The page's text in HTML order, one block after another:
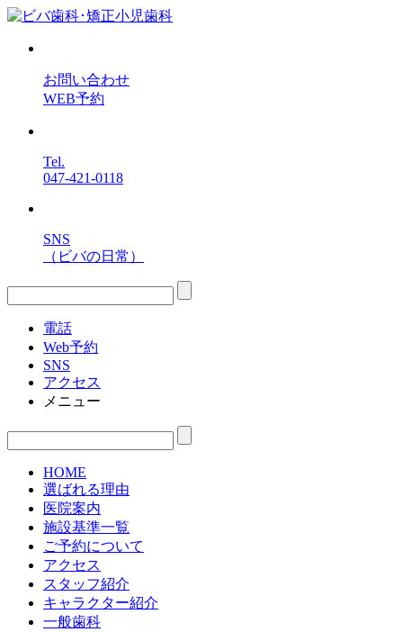
お問い合わせ
WEB予約
Tel.
047-421-0118
SNS
（ビバの日常）
電話
Web予約
SNS
アクセス
メニュー
HOME
選ばれる理由
医院案内
施設基準一覧
ご予約について
アクセス
スタッフ紹介
キャラクター紹介
一般歯科